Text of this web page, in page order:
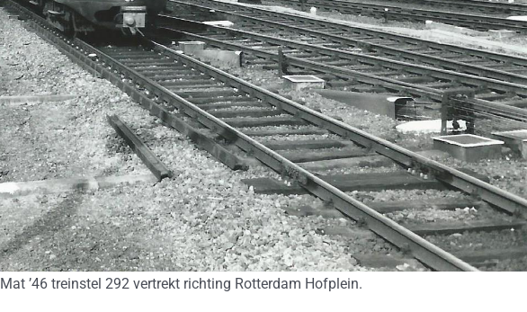
Mat ’46 treinstel 292 vertrekt richting Rotterdam Hofplein.